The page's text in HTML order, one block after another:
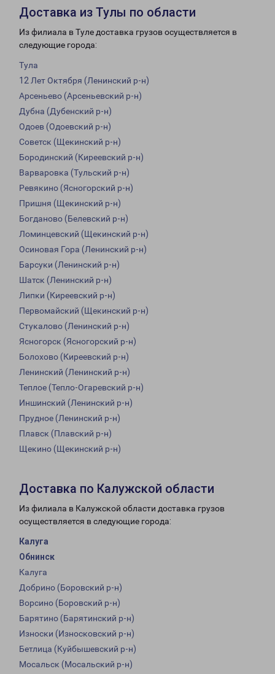
Доставка из Тулы по области
Из филиала в Туле доставка грузов осуществляется в
следующие города:
Тула
12 Лет Октября (Ленинский р-н)
Арсеньево (Арсеньевский р-н)
Дубна (Дубенский р-н)
Одоев (Одоевский р-н)
Советск (Щекинский р-н)
Бородинский (Киреевский р-н)
Варваровка (Тульский р-н)
Ревякино (Ясногорский р-н)
Пришня (Щекинский р-н)
Богданово (Белевский р-н)
Ломинцевский (Щекинский р-н)
Осиновая Гора (Ленинский р-н)
Барсуки (Ленинский р-н)
Шатск (Ленинский р-н)
Липки (Киреевский р-н)
Первомайский (Щекинский р-н)
Стукалово (Ленинский р-н)
Ясногорск (Ясногорский р-н)
Болохово (Киреевский р-н)
Ленинский (Ленинский р-н)
Теплое (Тепло-Огаревский р-н)
Иншинский (Ленинский р-н)
Прудное (Ленинский р-н)
Плавск (Плавский р-н)
Щекино (Щекинский р-н)
Доставка по Калужской области
Из филиала в Калужской области доставка грузов
осуществляется в следующие города:
Калуга
Обнинск
Калуга
Добрино (Боровский р-н)
Ворсино (Боровский р-н)
Барятино (Барятинский р-н)
Износки (Износковский р-н)
Бетлица (Куйбышевский р-н)
Мосальск (Мосальский р-н)